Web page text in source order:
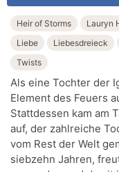
Heir of Storms Lauryn
Liebe
Liebesdreieck
Twists
Als eine Tochter der
Element des Feuers
Stattdessen kam am
auf, der zahlreiche
vom Rest der Welt
siebzehn Jahren,